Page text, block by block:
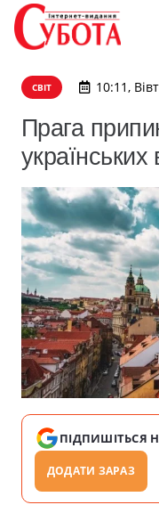
СВІТ 10:11,
Прага
українських
ПІДПИШІТЬСЯ
ДОДАТИ ЗАРАЗ